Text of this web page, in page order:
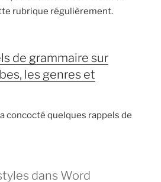
rubrique régulièrement.
de grammaire sur
les genres et
concocté quelques rappels de
dans Word